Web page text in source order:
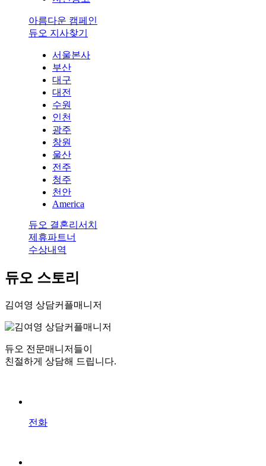
아름다운 캠페인
듀오 지사찾기
서울본사
부산
대구
대전
수원
인천
광주
창원
울산
전주
청주
천안
America
듀오 결혼리서치
제휴파트너
수상내역
듀오 스토리
김여영 상담커플매니저
듀오 전문매니저들이
친절하게 상담해 드립니다.
전화